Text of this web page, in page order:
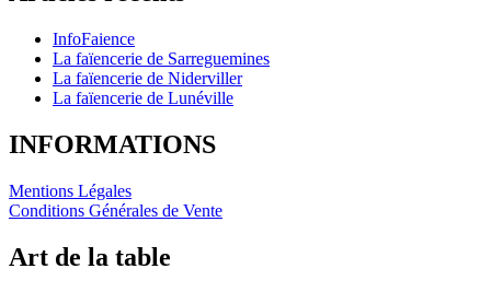
InfoFaience
La faïencerie de Sarreguemines
La faïencerie de Niderviller
La faïencerie de Lunéville
INFORMATIONS
Mentions Légales
Conditions Générales de Vente
Art de la table